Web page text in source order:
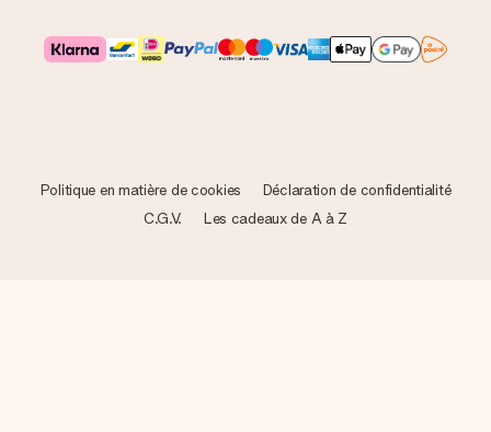
Politique en matière de cookies
Déclaration de confidentialité
C.G.V.
Les cadeaux de A à Z